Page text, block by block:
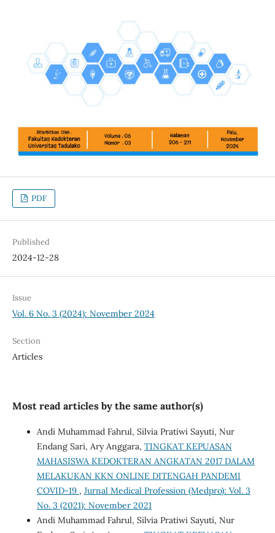
PDF
Published
2024-12-28
Issue
Vol. 6 No. 3 (2024): November 2024
Section
Articles
Most read articles by the same author(s)
Andi Muhammad Fahrul, Silvia Pratiwi Sayuti, Nur
Endang Sari, Ary Anggara, TINGKAT KEPUASAN
MAHASISWA KEDOKTERAN ANGKATAN 2017 DALAM
MELAKUKAN KKN ONLINE DITENGAH PANDEMI
COVID-19 , Jurnal Medical Profession (Medpro): Vol. 3
No. 3 (2021): November 2021
Andi Muhammad Fahrul, Silvia Pratiwi Sayuti, Nur